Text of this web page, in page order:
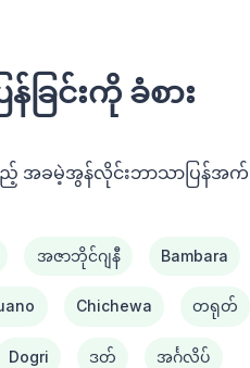
င်းကို ခံစား
းသည့် အခမဲ့အွန်လိုင်းဘာသာပြန်အက်
အဇာဘိုင်ဂျနီ Bambara
Chichewa တရုတ်
Dogri ဒတ် အင်္ဂလိပ်